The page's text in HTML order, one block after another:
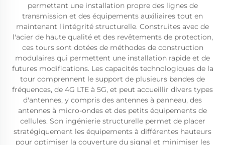
permettant une installation propre des lignes de
transmission et des équipements auxiliaires tout en
maintenant l'intégrité structurelle. Construites avec de
l'acier de haute qualité et des revêtements de protection,
ces tours sont dotées de méthodes de construction
modulaires qui permettent une installation rapide et de
futures modifications. Les capacités technologiques de la
tour comprennent le support de plusieurs bandes de
fréquences, de 4G LTE à 5G, et peut accueillir divers types
d'antennes, y compris des antennes à panneau, des
antennes à micro-ondes et des petits équipements de
cellules. Son ingénierie structurelle permet de placer
stratégiquement les équipements à différentes hauteurs
pour optimiser la couverture du signal et minimiser les